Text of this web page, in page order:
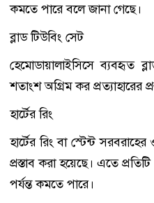
কমতে পারে বলে জানা গেছে।
ব্লাড টিউবিং সেট
হেমোডায়ালাইসিসে ব্যবহৃত
শতাংশ অগ্রিম কর প্রত্যাহারের
হার্টের রিং
হার্টের রিং বা স্টেন্ট
প্রস্তাব করা হয়েছে। এতে
পর্যন্ত কমতে পারে।